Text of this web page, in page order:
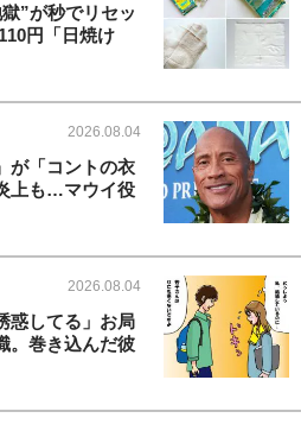
”が秒でリセッ
円「日焼け
2026.08.04
が「コントの衣
上も…マウイ役
2026.08.04
惑してる」お局
。巻き込んだ彼